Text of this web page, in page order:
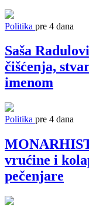
Politika pre 4 dana
Saša
čišćenja,
imenom
Politika pre 4 dana
vrućine i
pečenjare